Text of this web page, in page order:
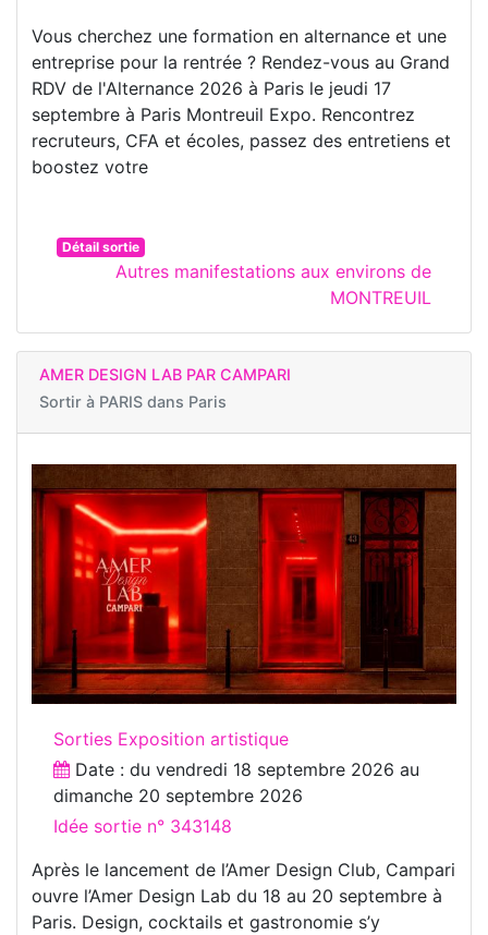
Vous cherchez une formation en alternance et une
entreprise pour la rentrée ? Rendez-vous au Grand
RDV de l'Alternance 2026 à Paris le jeudi 17
septembre à Paris Montreuil Expo. Rencontrez
recruteurs, CFA et écoles, passez des entretiens et
boostez votre
Détail sortie
Autres manifestations aux environs de
MONTREUIL
AMER DESIGN LAB PAR CAMPARI
Sortir à PARIS dans Paris
Sorties Exposition artistique
Date : du vendredi 18 septembre 2026 au
dimanche 20 septembre 2026
Idée sortie n° 343148
Après le lancement de l’Amer Design Club, Campari
ouvre l’Amer Design Lab du 18 au 20 septembre à
Paris. Design, cocktails et gastronomie s’y